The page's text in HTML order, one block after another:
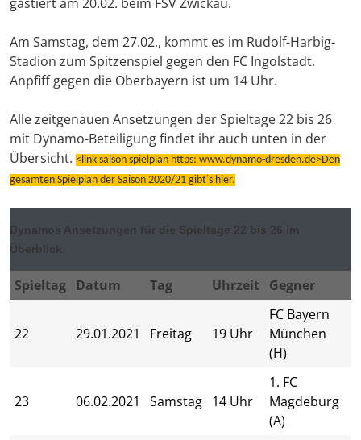
Am Samstag, dem 27.02., kommt es im Rudolf-Harbig-
Stadion zum Spitzenspiel gegen den FC Ingolstadt.
Anpfiff gegen die Oberbayern ist um 14 Uhr.
Alle zeitgenauen Ansetzungen der Spieltage 22 bis 26
mit Dynamo-Beteiligung findet ihr auch unten in der
Übersicht. <link saison spielplan https: www.dynamo-dresden.de>Den
gesamten Spielplan der Saison 2020/21 gibt's hier.
Dynamos Ansetzungen für die Spieltage 22 bis 26 im
Überblick:
Spieltag Datum Tag Uhrzeit Gegner
22 29.01.2021 Freitag 19 Uhr
FC Bayern
München
(H)
23 06.02.2021 Samstag 14 Uhr
1. FC
Magdeburg
(A)